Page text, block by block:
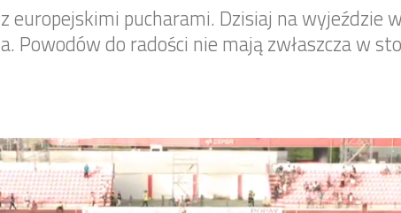
europejskimi pucharami. Dzisiaj na wyjeździe
Powodów do radości nie mają zwłaszcza w